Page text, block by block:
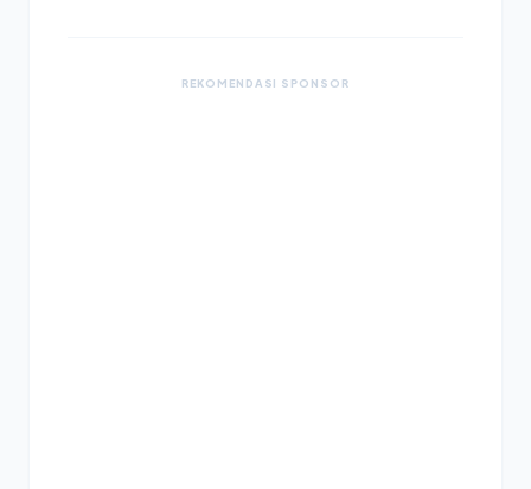
REKOMENDASI SPONSOR